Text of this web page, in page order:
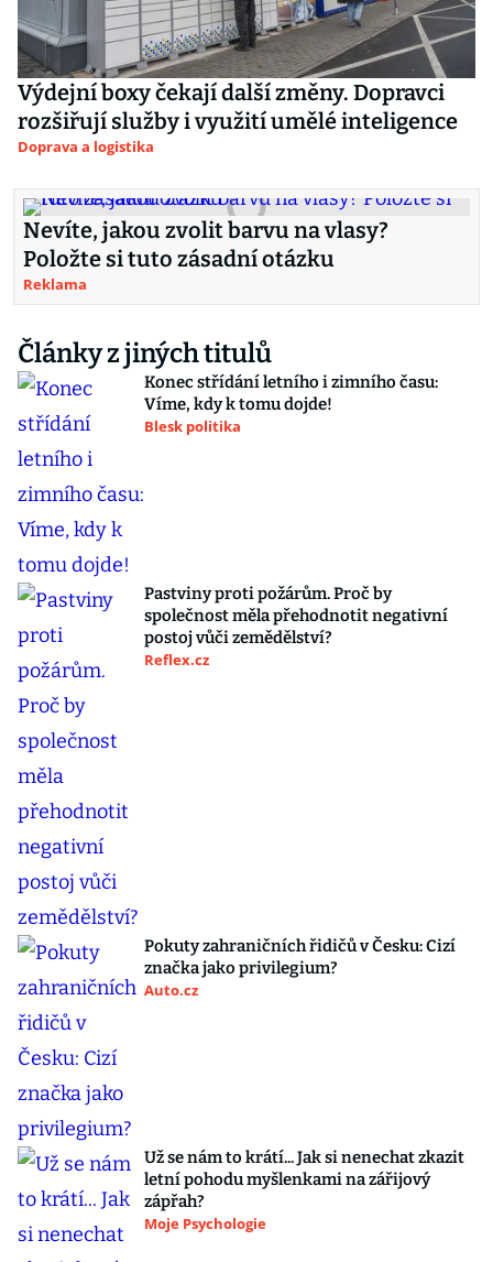
Výdejní boxy čekají další změny. Dopravci
rozšiřují služby i využití umělé inteligence
Doprava a logistika
Nevíte, jakou zvolit barvu na vlasy?
Položte si tuto zásadní otázku
Reklama
Články z jiných titulů
Konec střídání letního i zimního času:
Víme, kdy k tomu dojde!
Blesk politika
Pastviny proti požárům. Proč by
společnost měla přehodnotit negativní
postoj vůči zemědělství?
Reflex.cz
Pokuty zahraničních řidičů v Česku: Cizí
značka jako privilegium?
Auto.cz
Už se nám to krátí... Jak si nenechat zkazit
letní pohodu myšlenkami na zářijový
zápřah?
Moje Psychologie